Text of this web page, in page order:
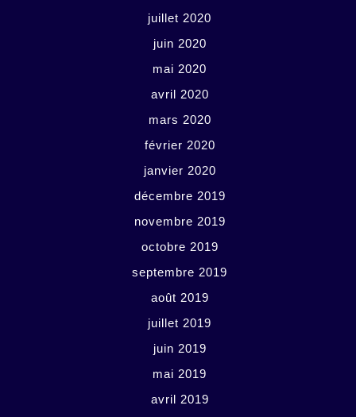
juillet 2020
juin 2020
mai 2020
avril 2020
mars 2020
février 2020
janvier 2020
décembre 2019
novembre 2019
octobre 2019
septembre 2019
août 2019
juillet 2019
juin 2019
mai 2019
avril 2019